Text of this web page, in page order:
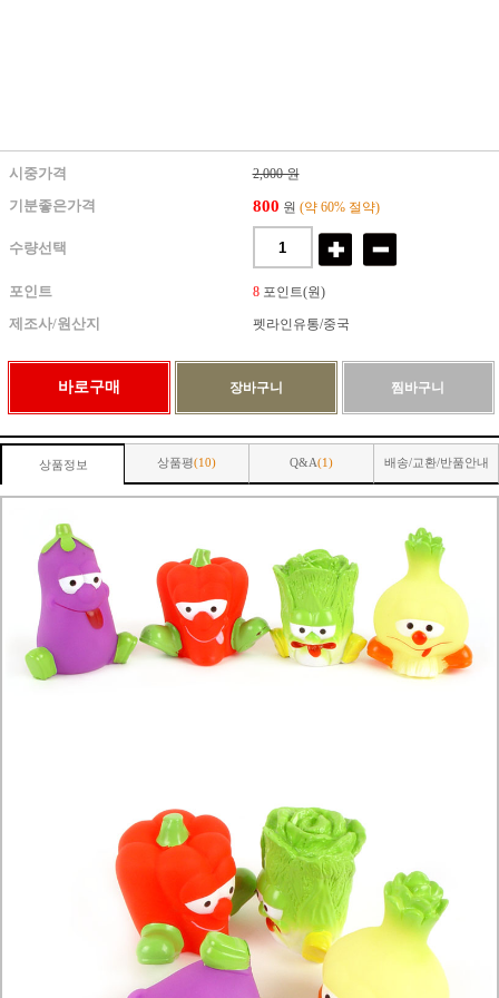
시중가격 2,000 원
기분좋은가격 800 원 (약 60% 절약)
수량선택
포인트 8포인트(원)
제조사/원산지 펫라인유통/중국
상품정보 상품평(10) Q&A(1) 배송/교환/반품안내